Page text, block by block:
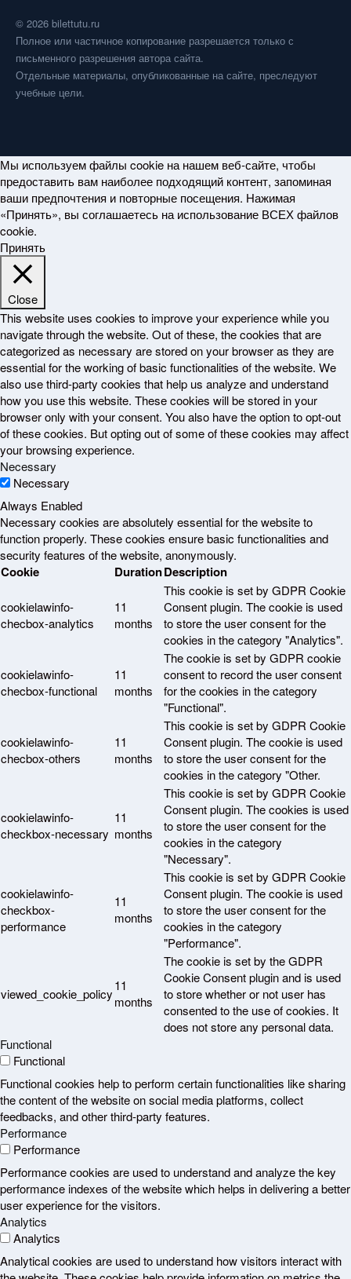
© 2026 bilettutu.ru
Полное или частичное копирование разрешается только с
письменного разрешения автора сайта.
Отдельные материалы, опубликованные на сайте, преследуют
учебные цели.
Мы используем файлы cookie на нашем веб-сайте, чтобы
предоставить вам наиболее подходящий контент, запоминая
ваши предпочтения и повторные посещения. Нажимая
«Принять», вы соглашаетесь на использование ВСЕХ файлов
cookie.
Принять
Close
This website uses cookies to improve your experience while you
navigate through the website. Out of these, the cookies that are
categorized as necessary are stored on your browser as they are
essential for the working of basic functionalities of the website. We
also use third-party cookies that help us analyze and understand
how you use this website. These cookies will be stored in your
browser only with your consent. You also have the option to opt-out
of these cookies. But opting out of some of these cookies may affect
your browsing experience.
Necessary
Necessary
Always Enabled
Necessary cookies are absolutely essential for the website to
function properly. These cookies ensure basic functionalities and
security features of the website, anonymously.
Cookie DurationDescription
cookielawinfo-
checbox-analytics
11
months
This cookie is set by GDPR Cookie
Consent plugin. The cookie is used
to store the user consent for the
cookies in the category "Analytics".
cookielawinfo-
checbox-functional
11
months
The cookie is set by GDPR cookie
consent to record the user consent
for the cookies in the category
"Functional".
cookielawinfo-
checbox-others
11
months
This cookie is set by GDPR Cookie
Consent plugin. The cookie is used
to store the user consent for the
cookies in the category "Other.
cookielawinfo-
checkbox-necessary
11
months
This cookie is set by GDPR Cookie
Consent plugin. The cookies is used
to store the user consent for the
cookies in the category
"Necessary".
cookielawinfo-
checkbox-
performance
11
months
This cookie is set by GDPR Cookie
Consent plugin. The cookie is used
to store the user consent for the
cookies in the category
"Performance".
viewed_cookie_policy
11
months
The cookie is set by the GDPR
Cookie Consent plugin and is used
to store whether or not user has
consented to the use of cookies. It
does not store any personal data.
Functional
Functional
Functional cookies help to perform certain functionalities like sharing
the content of the website on social media platforms, collect
feedbacks, and other third-party features.
Performance
Performance
Performance cookies are used to understand and analyze the key
performance indexes of the website which helps in delivering a better
user experience for the visitors.
Analytics
Analytics
Analytical cookies are used to understand how visitors interact with